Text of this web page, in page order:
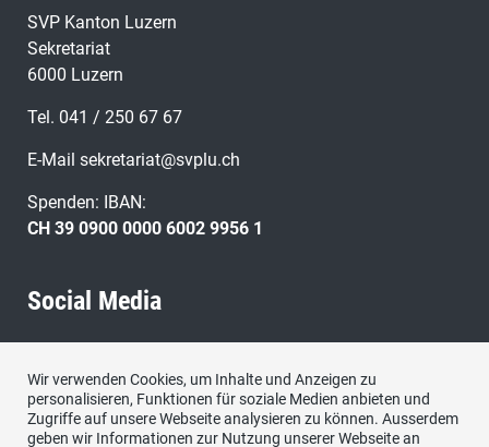
SVP Kanton Luzern
Sekretariat
6000 Luzern
Tel. 041 / 250 67 67
E-Mail sekretariat@svplu.ch
Spenden: IBAN:
CH 39 0900 0000 6002 9956 1
Social Media
Wir verwenden Cookies, um Inhalte und Anzeigen zu
personalisieren, Funktionen für soziale Medien anbieten und
Zugriffe auf unsere Webseite analysieren zu können. Ausserdem
geben wir Informationen zur Nutzung unserer Webseite an